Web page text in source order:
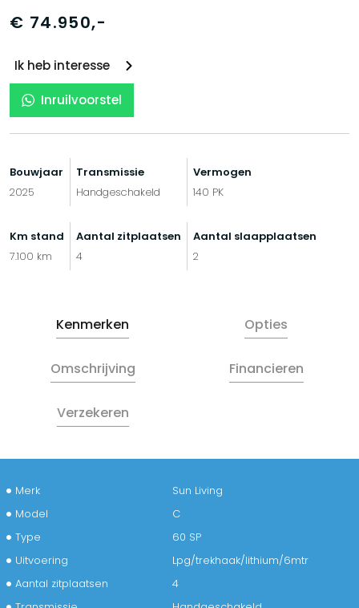
€ 74.950,-
Ik heb interesse
Inruilvoorstel
Bouwjaar
2025
Transmissie
Handgeschakeld
Vermogen
140 PK
Km stand
7.100 km
Aantal zitplaatsen
4
Aantal slaapplaatsen
2
Kenmerken Opties
Omschrijving Financieren
Verzekeren
Merk
Sun Living
Model
C
Type
60 SP
Uitvoering
Lpg/trekhaak/lithium/6mtr
Aantal zitplaatsen
4